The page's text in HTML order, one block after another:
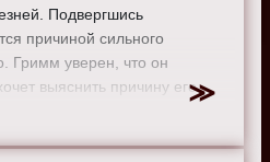
Подвергшись
причиной сильного
Гримм уверен, что он
выяснить причину его